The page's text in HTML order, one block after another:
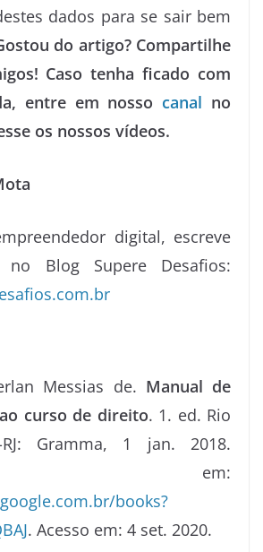
dados para se sair bem
do artigo? Compartilhe
Caso tenha ficado com
entre em nosso canal no
os nossos vídeos.
digital, escreve
no Blog Supere Desafios:
Messias de. Manual de
curso de direito. 1. ed. Rio
Gramma, 1 jan. 2018.
em:
books?
. Acesso em: 4 set. 2020.